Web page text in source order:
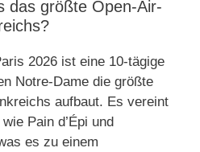
das größte Open-Air-
2026 ist eine 10-tägige
Notre-Dame die größte
aufbaut. Es vereint
Pain d’Épi und
es zu einem